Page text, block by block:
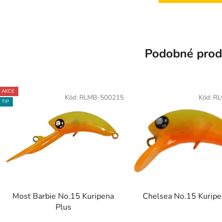
Podobné
AKCE
TIP
Most Barbie No.15 Kuripena
Plus
Kód: RLMB-500215
Chelsea No.15
Kód: